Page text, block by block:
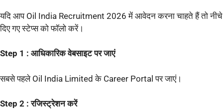
यदि आप Oil India Recruitment 2026 में आवेदन करना चाहते हैं तो नीचे
दिए गए स्टेप्स को फॉलो करें।
Step 1 : आधिकारिक वेबसाइट पर जाएं
सबसे पहले Oil India Limited के Career Portal पर जाएं।
Step 2 : रजिस्ट्रेशन करें